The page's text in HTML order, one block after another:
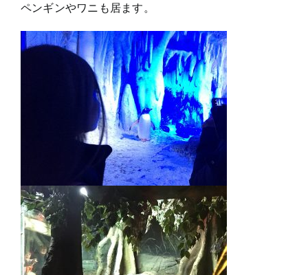
ペンギンやワニも居ます。